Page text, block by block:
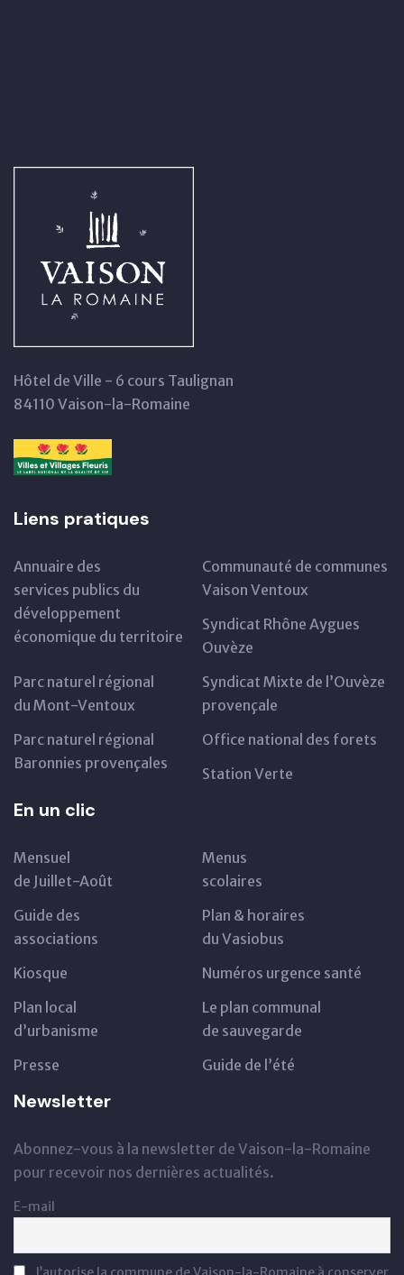
Hôtel de Ville - 6 cours Taulignan
84110 Vaison-la-Romaine
Liens pratiques
Annuaire des
services publics du
développement
économique du territoire
Communauté de communes
Vaison Ventoux
Syndicat Rhône Aygues
Ouvèze
Parc naturel régional
du Mont-Ventoux
Syndicat Mixte de l’Ouvèze
provençale
Parc naturel régional
Baronnies provençales
Office national des forets
Station Verte
En un clic
Mensuel
de Juillet-Août
Menus
scolaires
Guide des
associations
Plan & horaires
du Vasiobus
Kiosque
Numéros urgence santé
Plan local
d’urbanisme
Le plan communal
de sauvegarde
Presse
Guide de l’été
Newsletter
Abonnez-vous à la newsletter de Vaison-la-Romaine
pour recevoir nos dernières actualités.
E-mail